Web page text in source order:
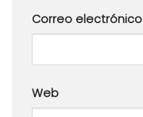
Correo electrónico
Web